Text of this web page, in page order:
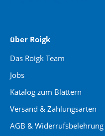
über Roigk
Das Roigk Team
Jobs
Katalog zum Blättern
Versand & Zahlungsarten
AGB & Widerrufsbelehrung